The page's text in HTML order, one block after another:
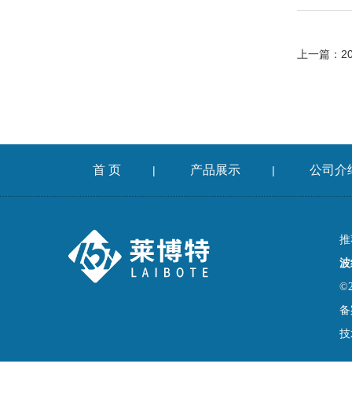
上一篇：
首 页 | 产品展示 | 公司介
备